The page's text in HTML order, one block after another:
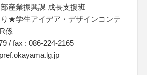
産業振興課 成長支援班
り★学生アイデア・デザインコンテ
係
/ fax : 086-224-2165